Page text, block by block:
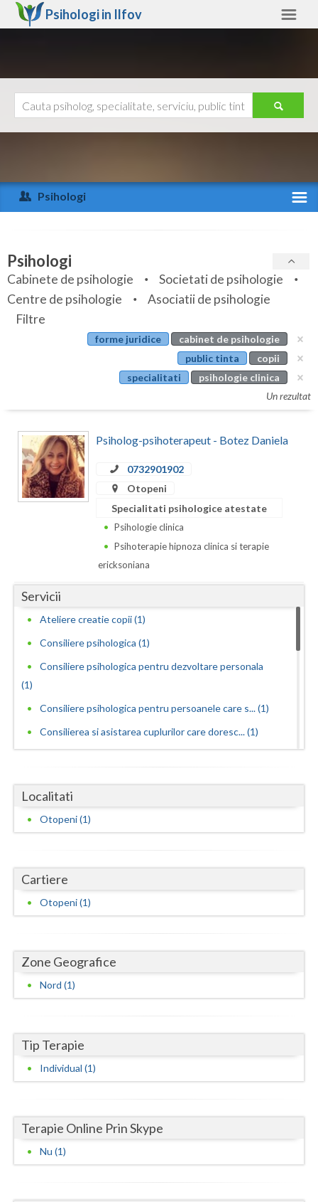
Psihologi in Ilfov
Arad
Arges
Bihor
Bistrita-Nasaud
Botosani
Bucuresti
Buzau
Calarasi
Caras-Severin
Covasna
Dambovita
Dolj
Galati
Harghita
Hunedoara
Ialomita
Ilfov
Maramures
Mures
Neamt
Prahova
Salaj
Sibiu
Suceava
Ajutor
Psihologi
Specialitati
Servicii
Articole
Evenimente
Psihologi
Cabinete de psihologie
Societati de psihologie
Centre de psihologie
Asociatii de psihologie
Filtre
forme juridice
cabinet de psihologie
public tinta
copii
specialitati
psihologie clinica
Un rezultat
Psiholog-psihoterapeut - Botez Daniela
0732901902
Otopeni
Specialitati psihologice atestate
Psihologie clinica
Psihoterapie hipnoza clinica si terapie
ericksoniana
Servicii
Ateliere creatie copii (1)
Consiliere psihologica (1)
Consiliere psihologica pentru dezvoltare personala
(1)
Consiliere psihologica pentru persoanele care s... (1)
Consilierea si asistarea cuplurilor care doresc... (1)
Dezvoltare personala pentru copii (1)
Interventie psihologica online (1)
(1)
Interventie psihoterapeutica in teama de spatii... (1)
Interventie psihoterapeutica in ticuri (1)
Interventie psihoterapeutica in tulburari ale c... (1)
Psihoterapie suportiva (1)
Terapie suportiva pentru persoanele care sufera... (1)
Terapii de scurta durata (1)
Localitati
Otopeni (1)
Cartiere
Otopeni (1)
Zone Geografice
Nord (1)
Tip Terapie
Individual (1)
Terapie Online Prin Skype
Nu (1)